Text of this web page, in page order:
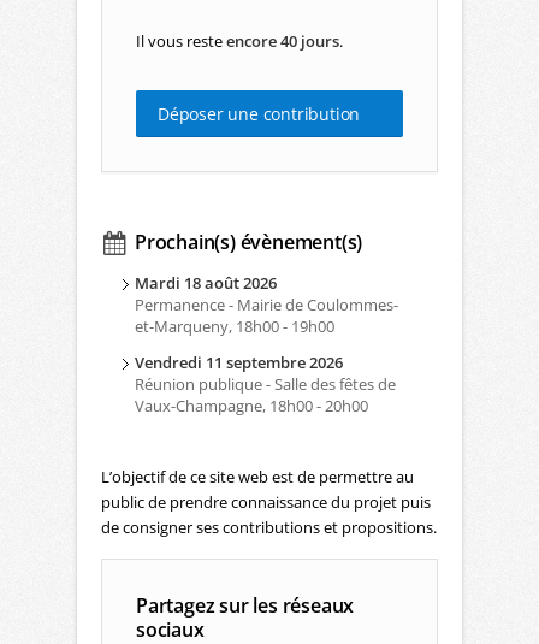
Il vous resteencore 40 jours.
Déposer une contribution
Prochain(s) évènement(s)
Mardi 18 août 2026
Permanence - Mairie de Coulommes-
et-Marqueny, 18h00 - 19h00
Vendredi 11 septembre 2026
Réunion publique - Salle des fêtes de
Vaux-Champagne, 18h00 - 20h00
L’objectif de ce site web est de permettre au
public de prendre connaissance du projet puis
de consigner ses contributions et propositions.
Partagez sur les réseaux
sociaux